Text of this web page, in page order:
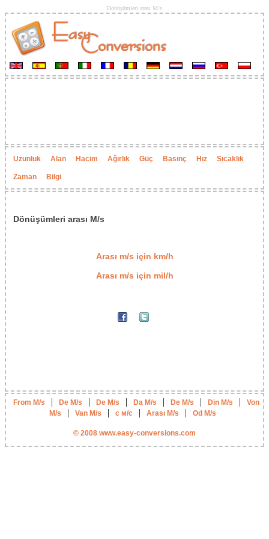
Dönüşümleri arası M/s
Uzunluk Alan Hacim Ağırlık Güç Basınç Hız Sıcaklık
Zaman Bilgi
Dönüşümleri arası M/s
Arası m/s için km/h
Arası m/s için mil/h
From M/s | De M/s | De M/s | Da M/s | De M/s | Din M/s |
Von
M/s
| Van M/s | с м/с | Arası M/s | Od M/s
© 2008 www.easy-conversions.com